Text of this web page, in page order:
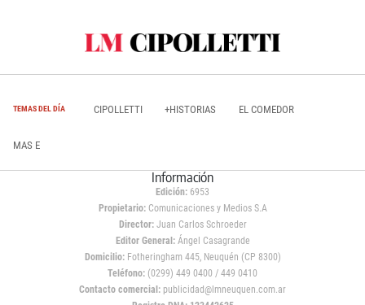
TEMAS DEL DÍA CIPOLLETTI +HISTORIAS EL COMEDOR
MAS E
Información
Edición: 6953
Propietario:Comunicaciones y Medios S.A
Director: Juan Carlos Schroeder
Editor General:Ángel Casagrande
Domicilio:Fotheringham 445, Neuquén (CP 8300)
Teléfono: (0299) 449 0400 / 449 0410
Contacto comercial: publicidad@lmneuquen.com.ar